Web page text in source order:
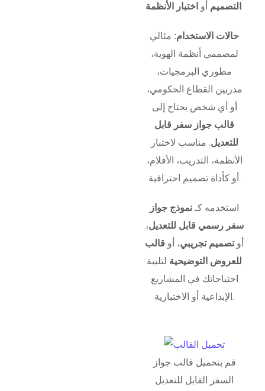
التصميم أو اختبار الأنظمة .
حالات الاستخدام: مثالي
لمصممي أنظمة الهوية،
مطوري البرمجيات،
مدربين القطاع الحكومي،
أو أي شخص يحتاج إلى
قالب جواز سفر قابل
للتعديل. مناسب لاختبار
الأنظمة، التدريب، الأفلام،
أو كأداة تصميم احترافية.
استخدمه كـنموذج جواز
سفر رسمي قابل للتعديل،
أوتصميم تجريبي، أو قالب
للعروض التوضيحية لتلبية
احتياجاتك في المشاريع
الإبداعية أو الاختبارية.
قم بتحميل قالب جواز
السفر القابل للتعديل